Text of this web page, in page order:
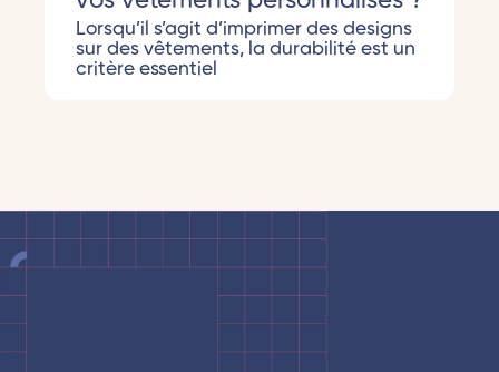
Lorsqu’il s’agit d’imprimer des designs
sur des vêtements, la durabilité est un
critère essentiel